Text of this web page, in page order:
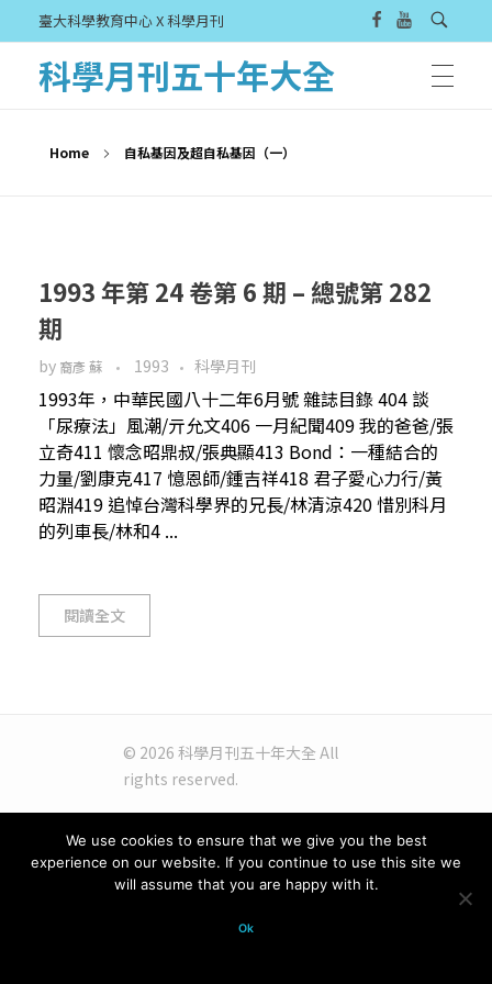
臺大科學教育中心 X 科學月刊
科學月刊五十年大全
Home 自私基因及超自私基因（一）
1993 年第 24 卷第 6 期 – 總號第 282
期
by 裔彥 蘇 1993 科學月刊
1993年，中華民國八十二年6月號 雜誌目錄 404 談
「尿療法」風潮/亓允文406 一月紀聞409 我的爸爸/張
立奇411 懷念昭鼎叔/張典顯413 Bond：一種結合的
力量/劉康克417 憶恩師/鍾吉祥418 君子愛心力行/黃
昭淵419 追悼台灣科學界的兄長/林清涼420 惜別科月
的列車長/林和4 ...
閱讀全文
© 2026 科學月刊五十年大全 All
rights reserved.
We use cookies to ensure that we give you the best
experience on our website. If you continue to use this site we
will assume that you are happy with it.
Ok